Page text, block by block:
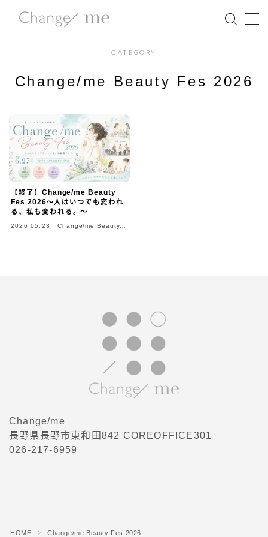
NEWS
Change/meの想い
5つの特徴
講師紹介
イベント情報
CATEGORY
Change/me Beauty Fes 2026
【終了】Change/me Beauty
Fes 2026～人はいつでも変われ
る、私も変われる。～
2026.05.23
Change/me Beauty
Change/me
長野県長野市東和田842 COREOFFICE301
026-217-6959
HOME ＞ Change/me Beauty Fes 2026